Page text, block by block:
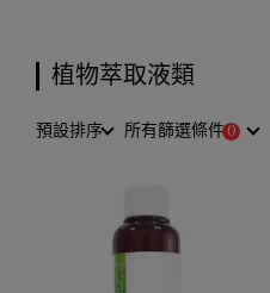
植物萃取液類
預設排序 所有篩選條件